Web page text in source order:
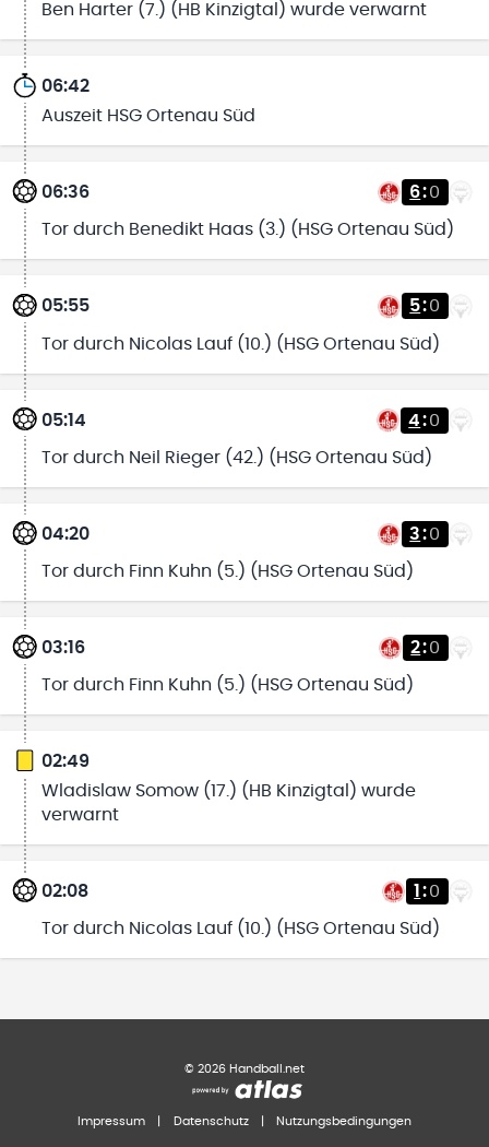
Ben Harter (7.) (HB Kinzigtal) wurde verwarnt
06:42
Auszeit HSG Ortenau Süd
06:36 6:0
Tor durch Benedikt Haas (3.) (HSG Ortenau Süd)
05:55 5:0
Tor durch Nicolas Lauf (10.) (HSG Ortenau Süd)
05:14 4:0
Tor durch Neil Rieger (42.) (HSG Ortenau Süd)
04:20 3:0
Tor durch Finn Kuhn (5.) (HSG Ortenau Süd)
03:16 2:0
Tor durch Finn Kuhn (5.) (HSG Ortenau Süd)
02:49
Wladislaw Somow (17.) (HB Kinzigtal) wurde
verwarnt
02:08 1 :0
Tor durch Nicolas Lauf (10.) (HSG Ortenau Süd)
© 2026 Handball.net
Impressum Datenschutz Nutzungsbedingungen